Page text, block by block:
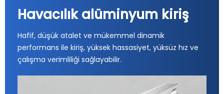
Havacılık alüminyum kiriş
Hafif, düşük atalet ve mükemmel dinamik
performans ile kiriş, yüksek hassasiyet, yüksüz hız ve
çalışma verimliliği sağlayabilir.